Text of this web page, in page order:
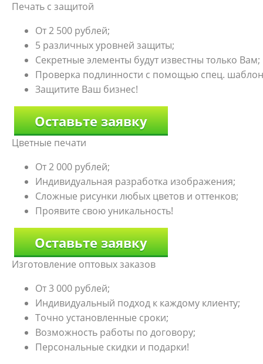
Печать с защитой
От 2 500 рублей;
5 различных уровней защиты;
Секретные элементы будут известны только Вам;
Проверка подлинности с помощью спец.
Защитите Ваш бизнес!
Оставьте заявку
Цветные печати
От 2 000 рублей;
Индивидуальная разработка изображения;
Сложные рисунки любых цветов и оттенков;
Проявите свою уникальность!
Оставьте заявку
Изготовление оптовых заказов
От 3 000 рублей;
Индивидуальный подход к каждому клиенту;
Точно установленные сроки;
Возможность работы по договору;
Персональные скидки и подарки!